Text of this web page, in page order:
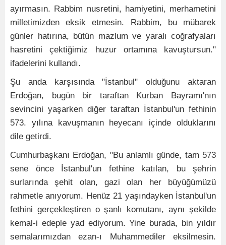
ayırmasın. Rabbim nusretini, hamiyetini, merhametini
milletimizden eksik etmesin. Rabbim, bu mübarek
günler hatırına, bütün mazlum ve yaralı coğrafyaları
hasretini çektiğimiz huzur ortamına kavuştursun."
ifadelerini kullandı.
Şu anda karşısında "İstanbul" olduğunu aktaran
Erdoğan, bugün bir taraftan Kurban Bayramı'nın
sevincini yaşarken diğer taraftan İstanbul'un fethinin
573. yılına kavuşmanın heyecanı içinde olduklarını
dile getirdi.
Cumhurbaşkanı Erdoğan, "Bu anlamlı günde, tam 573
sene önce İstanbul'un fethine katılan, bu şehrin
surlarında şehit olan, gazi olan her büyüğümüzü
rahmetle anıyorum. Henüz 21 yaşındayken İstanbul'un
fethini gerçekleştiren o şanlı komutanı, aynı şekilde
kemal-i edeple yad ediyorum. Yine burada, bin yıldır
semalarımızdan ezan-ı Muhammediler eksilmesin.